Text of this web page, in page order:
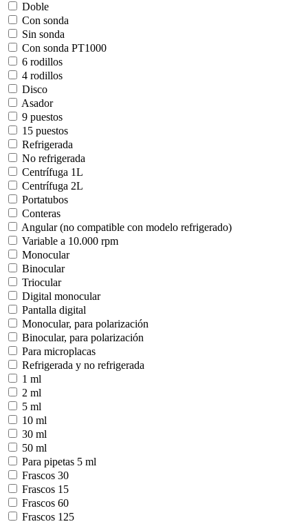
Doble
Con sonda
Sin sonda
Con sonda PT1000
6 rodillos
4 rodillos
Disco
Asador
9 puestos
15 puestos
Refrigerada
No refrigerada
Centrífuga 1L
Centrífuga 2L
Portatubos
Conteras
Angular (no compatible con modelo refrigerado)
Variable a 10.000 rpm
Monocular
Binocular
Triocular
Digital monocular
Pantalla digital
Monocular, para polarización
Binocular, para polarización
Para microplacas
Refrigerada y no refrigerada
1 ml
2 ml
5 ml
10 ml
30 ml
50 ml
Para pipetas 5 ml
Frascos 30
Frascos 15
Frascos 60
Frascos 125